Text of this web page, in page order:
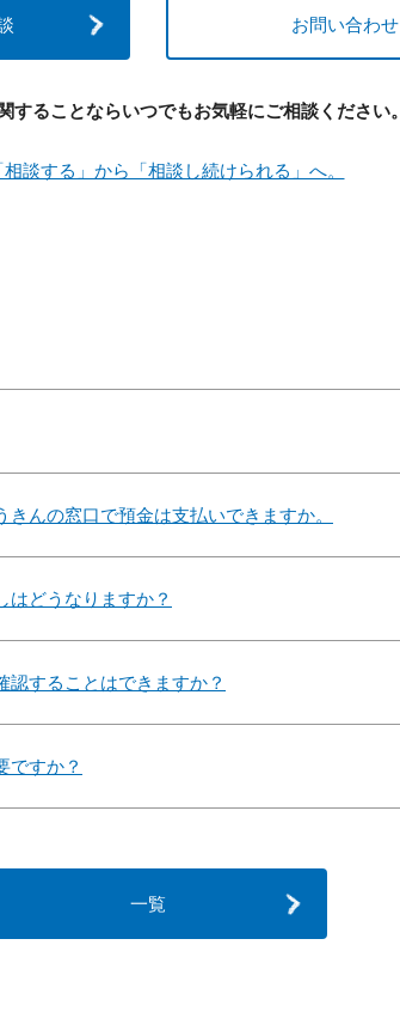
お問い合わせ
することならいつでもお気軽にご相談ください。
相談する」から「相談し続けられる」へ。
んの窓口で預金は支払いできますか。
はどうなりますか？
することはできますか？
ですか？
一覧